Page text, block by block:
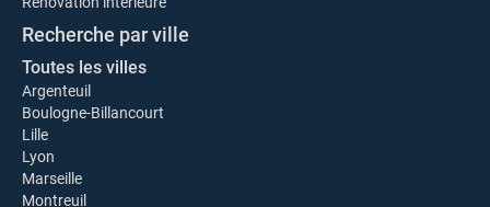
Recherche par ville
Toutes les villes
Argenteuil
Boulogne-Billancourt
Lille
Lyon
Marseille
Montreuil